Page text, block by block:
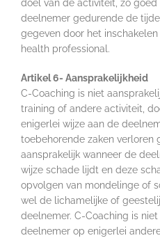
doel van de activiteit, zo
deelnemer gedurende de
gegeven door het
health professional.
Artikel 6- Aansprakelijkheid
C-Coaching is niet
training of andere activiteit,
enigerlei wijze aan de
toebehorende zaken verloren
aansprakelijk wanneer de
wijze schade lijdt en deze
opvolgen van mondelinge of
wel de lichamelijke of
deelnemer. C-Coaching is
deelnemer op enigerlei